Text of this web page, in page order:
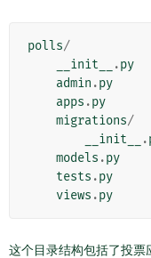
polls/
__init__
.py
admin .py
apps .py
migrations/
__init__
.
models .py
tests .py
views .py
这个目录结构包括了投票